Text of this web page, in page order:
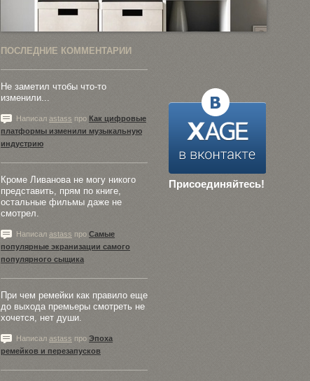
ПОСЛЕДНИЕ КОММЕНТАРИИ
Присоединяйтесь!
Не заметил чтобы что-то
изменили...
Написал astass про Как цифровые
платформы изменили музыкальную
индустрию
Кроме Ливанова не могу никого
представить, прям по книге,
остальные фильмы даже не
смотрел.
Написал astass про Самые
популярные экранизации самого
популярного сыщика
При чем ремейки как правило еще
до выхода премьеры смотреть не
хочется, нет души.
Написал astass про Эпоха
ремейков и перезапусков